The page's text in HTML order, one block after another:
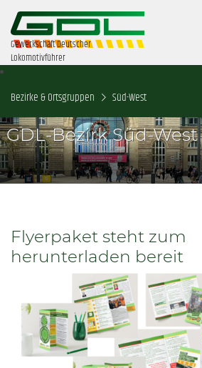
Gewerkschaft Deutscher
Lokomotivführer
Bezirke & Ortsgruppen Süd-West
GDL-Bezirk Süd-West
Flyerpaket steht zum
herunterladen bereit